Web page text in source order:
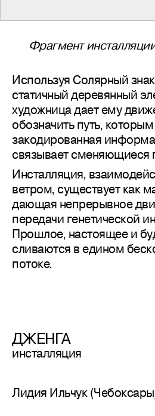
Фрагмент
Используя Солярный
статичный деревянный
художница дает ему
обозначить путь, которым
закодированная
связывает сменяющиеся
Инсталляция,
ветром, существует как
дающая непрерывное
передачи генетической
Прошлое, настоящее и
сливаются в едином
потоке.
ДЖЕНГА
инсталляция
Лидия Ильчук